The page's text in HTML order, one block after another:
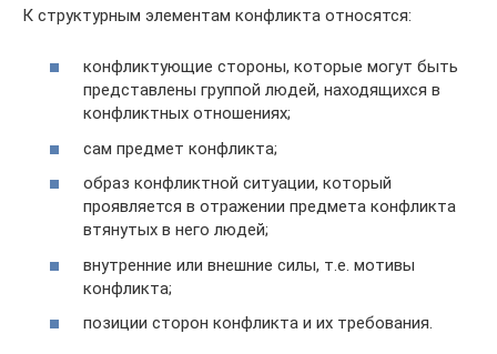
К структурным элементам конфликта относятся:
конфликтующие стороны, которые могут быть
представлены группой людей, находящихся в
конфликтных отношениях;
сам предмет конфликта;
образ конфликтной ситуации, который
проявляется в отражении предмета конфликта
втянутых в него людей;
внутренние или внешние силы, т.е. мотивы
конфликта;
позиции сторон конфликта и их требования.